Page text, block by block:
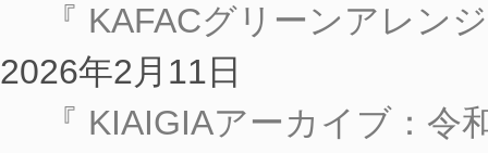
『 KAFACグリーンアレン
2026年2月11日
『 KIAIGIAアーカイブ：